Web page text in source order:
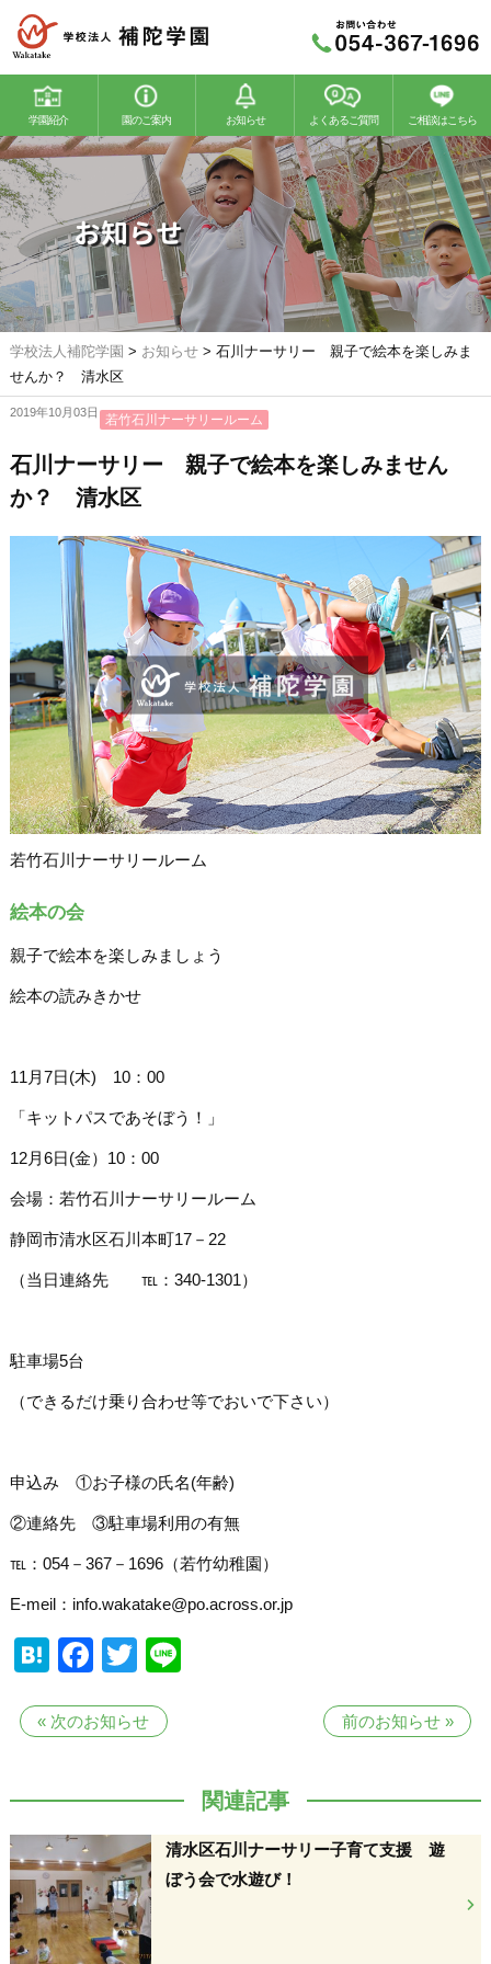
学園紹介 園のご案内
若竹幼稚園 若竹こどもの森
お知らせ よくあるご質問 ご相談はこちら
お知らせ
学校法人補陀学園 > お知らせ> 石川ナーサリー 親子で絵本を楽しみま
せんか？ 清水区
2019年10月03日 若竹石川ナーサリールーム
石川ナーサリー 親子で絵本を楽しみません
か？ 清水区
若竹石川ナーサリールーム
絵本の会
親子で絵本を楽しみましょう
絵本の読みきかせ
11月7日(木) 10：00
「キットパスであそぼう！」
12月6日(金）10：00
会場：若竹石川ナーサリールーム
静岡市清水区石川本町17－22
（当日連絡先 ℡：340-1301）
駐車場5台
（できるだけ乗り合わせ等でおいで下さい）
申込み ①お子様の氏名(年齢)
②連絡先 ③駐車場利用の有無
℡：054－367－1696（若竹幼稚園）
E-meil：info.wakatake@po.across.or.jp
Hatena
Facebook
Twitter
前のお知らせ»
« 次のお知らせ
関連記事
清水区石川ナーサリー子育て支援 遊
ぼう会で水遊び！